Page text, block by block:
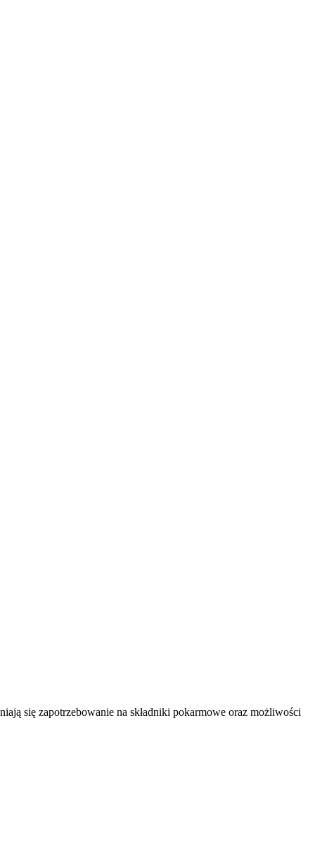
się zapotrzebowanie na składniki pokarmowe oraz możliwości